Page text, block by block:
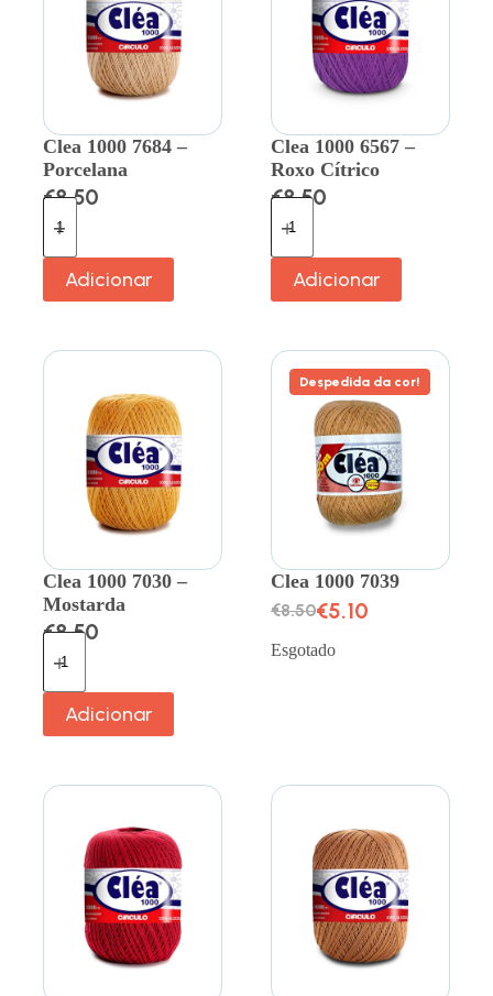
Clea 1000 7684 –
Porcelana
€8.50
Adicionar
Clea 1000 6567 –
Roxo Cítrico
€8.50
Adicionar
Clea 1000 7030 –
Mostarda
€8.50
Adicionar
Despedida da cor!
Clea 1000 7039
€8.50€5.10
Esgotado